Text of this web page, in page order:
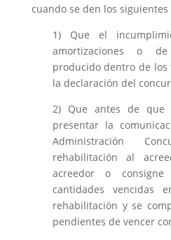
cuando se den los
1) Que el
amortizaciones o
producido dentro de los
la declaración del
2) Que antes de que
presentar la
Administración
rehabilitación al
acreedor o
cantidades vencidas
rehabilitación y se
pendientes de vencer